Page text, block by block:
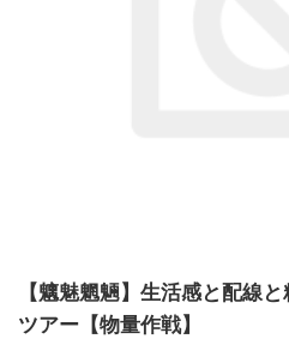
【魑魅魍魎】生活感と配線
ツアー【物量作戦】